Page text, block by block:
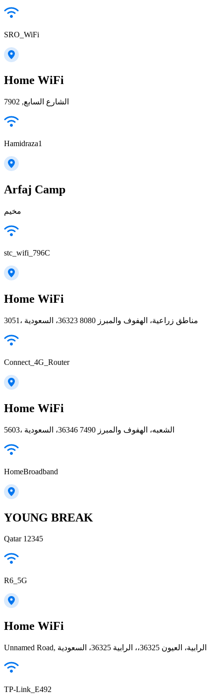
SRO_WiFi
Home WiFi
الشارع السابع, 7902
Hamidraza1
Arfaj Camp
مخيم
stc_wifi_796C
Home WiFi
3051، مناطق زراعية، الهفوف والمبرز 36323 8080، السعودية
Connect_4G_Router
Home WiFi
5603، الشعبه، الهفوف والمبرز 36346 7490، السعودية
HomeBroadband
YOUNG BREAK
Qatar 12345
R6_5G
Home WiFi
Unnamed Road, الرابية، العيون 36325،، الرابية 36325، السعودية
TP-Link_E492